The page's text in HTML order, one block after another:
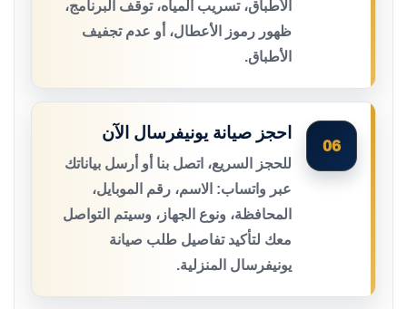
الأطباق، تسريب المياه، توقف البرنامج،
ظهور رموز الأعطال، أو عدم تجفيف
الأطباق.
06
احجز صيانة يونيفرسال الآن
للحجز السريع، اتصل بنا أو أرسل بياناتك
عبر واتساب: الاسم، رقم الموبايل،
المحافظة، ونوع الجهاز، وسيتم التواصل
معك لتأكيد تفاصيل طلب صيانة
يونيفرسال المنزلية.